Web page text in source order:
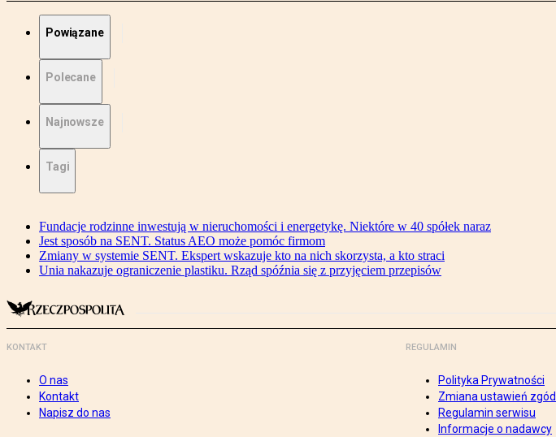
Powiązane
Polecane
Najnowsze
Tagi
Fundacje rodzinne inwestują w nieruchomości i energetykę. Niektóre w 40 spółek naraz
Jest sposób na SENT. Status AEO może pomóc firmom
Zmiany w systemie SENT. Ekspert wskazuje kto na nich skorzysta, a kto straci
Unia nakazuje ograniczenie plastiku. Rząd spóźnia się z przyjęciem przepisów
KONTAKT
O nas
Kontakt
Napisz do nas
REGULAMIN
Polityka Prywatności
Zmiana ustawień zgód
Regulamin serwisu
Informacje o nadawcy